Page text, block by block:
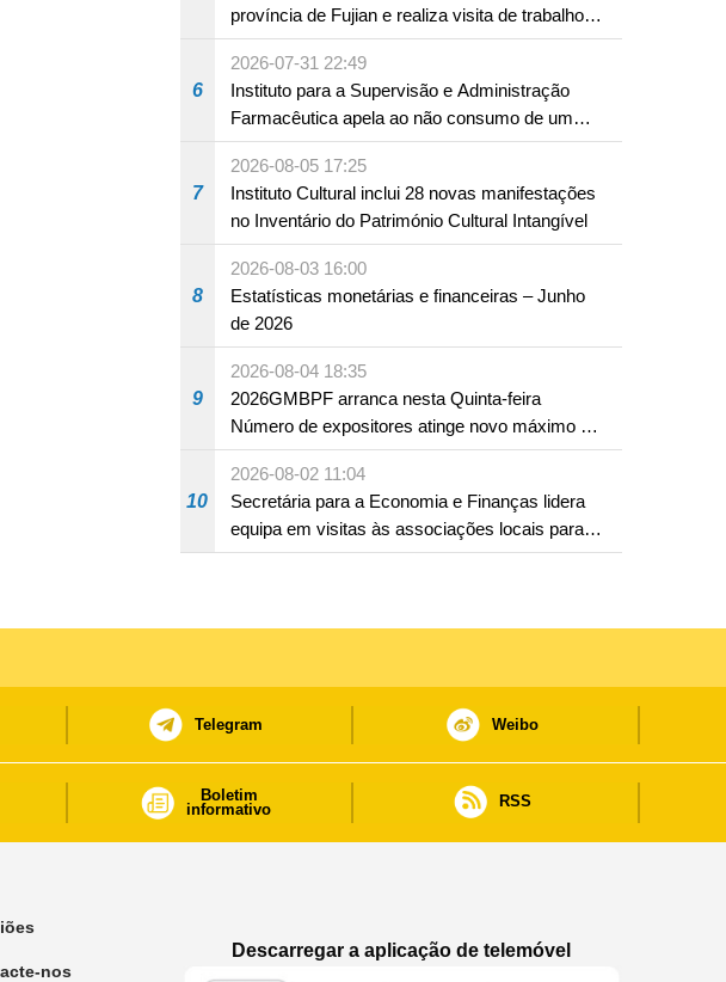
província de Fujian e realiza visita de trabalho
em Fuzhou
6
2026-07-31 22:49
Instituto para a Supervisão e Administração
Farmacêutica apela ao não consumo de um
produto com substâncias medicamentosas
ocidentais
7
2026-08-05 17:25
Instituto Cultural inclui 28 novas manifestações
no Inventário do Património Cultural Intangível
8
2026-08-03 16:00
Estatísticas monetárias e financeiras – Junho
de 2026
9
2026-08-04 18:35
2026GMBPF arranca nesta Quinta-feira
Número de expositores atinge novo máximo em
18 anos
10
2026-08-02 11:04
Secretária para a Economia e Finanças lidera
equipa em visitas às associações locais para
consolidar consensos e promover os trabalhos
Telegram Weibo
Boletim
informativo
RSS
nos
Descarregar a aplicação de telemóvel